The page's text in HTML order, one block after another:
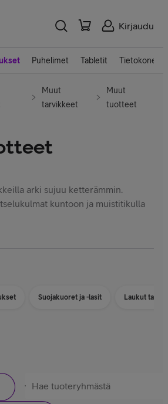
Kirjaudu
Puhelimet Tabletit Tietokoneet
Muut
tarvikkeet
Muut
tuotteet
arki sujuu ketterämmin.
kuntoon ja muistitikulla
Suojakuoret ja -lasit Laukut